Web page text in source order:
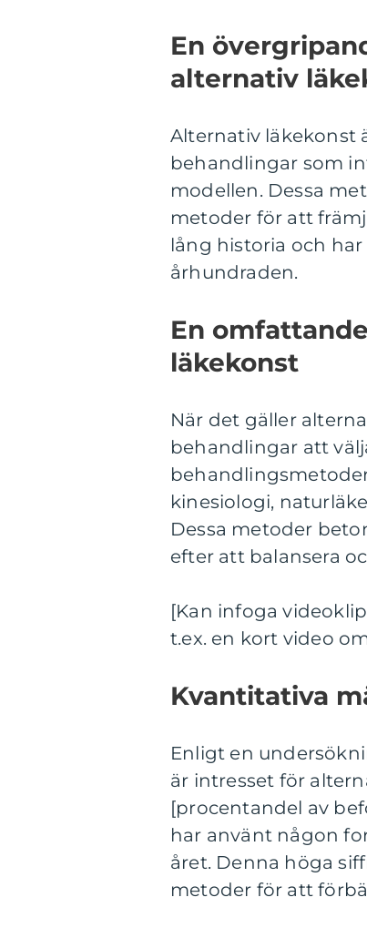
En
alternativ
Alternativ läkekonst
behandlingar som
modellen. Dessa
metoder för att
lång historia och
århundraden.
En
läkekonst
När det gäller
behandlingar att
kinesiologi,
Dessa metoder
efter att balansera
[Kan infoga
t.ex. en kort video
Kvantitativa
Enligt en
är intresset för
[procentandel av
har använt någon
året. Denna höga
metoder för att